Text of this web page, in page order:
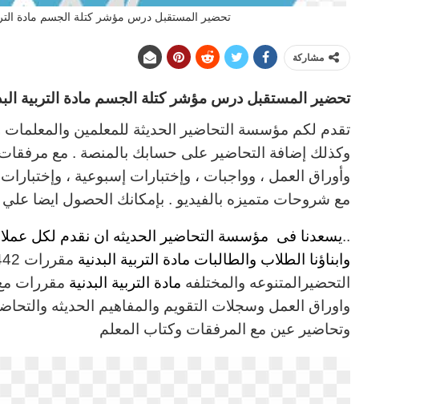
تحضير المستقبل درس مؤشر كتلة الجسم مادة التربية
مشاركة
تحضير المستقبل درس مؤشر كتلة الجسم مادة التربية البدنية
تقدم لكم مؤسسة التحاضير الحديثة للمعلمين والمعلمات
وكذلك إضافة التحاضير على حسابك بالمنصة . مع
وأوراق العمل ، وواجبات ، وإختبارات إسبوعية ،
مع شروحات متميزه بالفيديو . بإمكانك الحصول ايضا علي
..يسعدنا فى مؤسسة التحاضير الحديثه ان نقدم لكل
وابناؤنا الطلاب والطالبات مادة التربية البدنية مقررات
التحضيرالمتنوعه والمختلفه مادة التربية البدنية مقررات
واوراق العمل وسجلات التقويم والمفاهيم الحديثه
وتحاضير عين مع المرفقات وكتاب المعلم